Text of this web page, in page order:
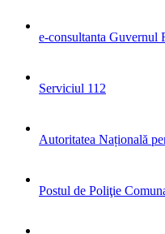
e-consultanta Guvernul
Serviciul 112
Autoritatea Națională
Postul de Poliţie